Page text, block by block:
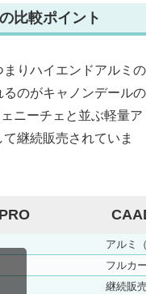
比較ポイント
りハイエンドアルミの
のがキャノンデールの
ニーチェと並ぶ軽量ア
継続販売されていま
CAAD
アルミ（
フルカー
継続販売中